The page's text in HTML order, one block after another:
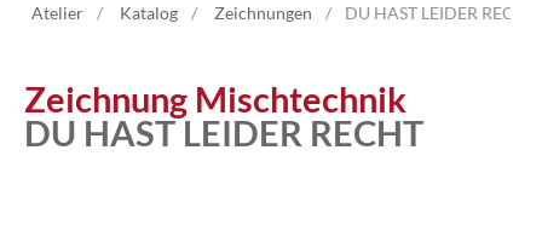
Atelier Katalog Zeichnungen DU HAST LEIDER
Zeichnung Mischtechnik
DU HAST LEIDER RECHT